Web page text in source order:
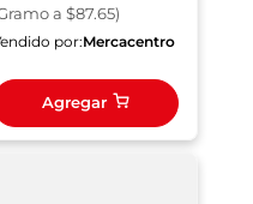
a $87.65)
por:Mercacentro
Agregar